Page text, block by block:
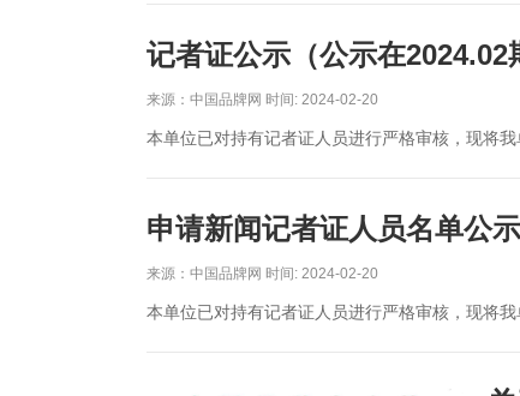
记者证公示（公示在2024.02
来源：中国品牌网 时间: 2024-02-20
本单位已对持有记者证人员进行严格审核，现将
申请新闻记者证人员名单公示
来源：中国品牌网 时间: 2024-02-20
本单位已对持有记者证人员进行严格审核，现将